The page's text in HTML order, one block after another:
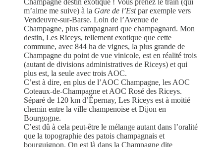
m’aime me suive) à la Gare de l’Estpar exemple vers
Vendeuvre-sur-Barse. Loin de l’Avenue de
Champagne, plus campagnard que champagnard. Mon
destin, Les Riceys, tellement exotique que cette
commune, avec 844 ha de vignes, la plus grande de
Champagne du point de vue vinicole, est en réalité trois
(autant de divisions administratives de Riceys) et qui
plus est, la seule avec trois AOC.
C’est à dire, en plus de l’AOC Champagne, les AOC
Coteaux-de-Champagne et AOC Rosé des Riceys.
Séparé de 120 km d’Épernay, Les Riceys est à moitié
chemin entre la ville champenoise et Dijon en
Bourgogne.
C’est dû à cela peut-être le mélange autant dans l’oralité
que la topographie des patois champagnais et
bourguignon. On est là dans la Champagne dite